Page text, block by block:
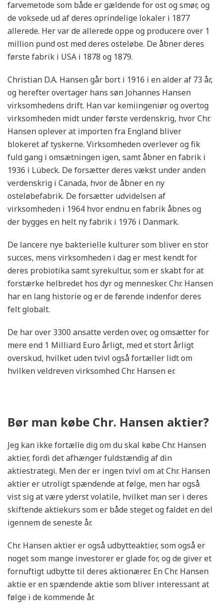
farvemetode som både er gældende for ost og smør, og
de voksede ud af deres oprindelige lokaler i 1877
allerede. Her var de allerede oppe og producere over 1
million pund ost med deres osteløbe. De åbner deres
første fabrik i USA i 1878 og 1879.
Christian D.A. Hansen går bort i 1916 i en alder af 73 år,
og herefter overtager hans søn Johannes Hansen
virksomhedens drift. Han var kemiingeniør og overtog
virksomheden midt under første verdenskrig, hvor Chr.
Hansen oplever at importen fra England bliver
blokeret af tyskerne. Virksomheden overlever og fik
fuld gang i omsætningen igen, samt åbner en fabrik i
1936 i Lübeck. De forsætter deres vækst under anden
verdenskrig i Canada, hvor de åbner en ny
osteløbefabrik. De forsætter udvidelsen af
virksomheden i 1964 hvor endnu en fabrik åbnes og
der bygges en helt ny fabrik i 1976 i Danmark.
De lancere nye bakterielle kulturer som bliver en stor
succes, mens virksomheden i dag er mest kendt for
deres probiotika samt syrekultur, som er skabt for at
forstærke helbredet hos dyr og mennesker. Chr. Hansen
har en lang historie og er de førende indenfor deres
felt globalt.
De har over 3300 ansatte verden over, og omsætter for
mere end 1 Milliard Euro årligt, med et stort årligt
overskud, hvilket uden tvivl også fortæller lidt om
hvilken veldreven virksomhed Chr. Hansen er.
Bør man købe Chr. Hansen aktier?
Jeg kan ikke fortælle dig om du skal købe Chr. Hansen
aktier, fordi det afhænger fuldstændig af din
aktiestrategi. Men der er ingen tvivl om at Chr. Hansen
aktier er utroligt spændende at følge, men har også
vist sig at være yderst volatile, hvilket man ser i deres
skiftende aktiekurs som er både steget og faldet en del
igennem de seneste år.
Chr. Hansen aktier er også udbytteaktier, som også er
noget som mange investorer er glade for, og de giver et
fornuftigt udbytte til deres aktionærer. En Chr. Hansen
aktie er en spændende aktie som bliver interessant at
følge i de kommende år.